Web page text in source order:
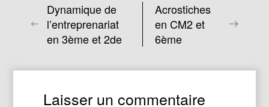
Dynamique de
l’entreprenariat
en 3ème et 2de
Acrostiches
en CM2 et
6ème
Laisser un commentaire